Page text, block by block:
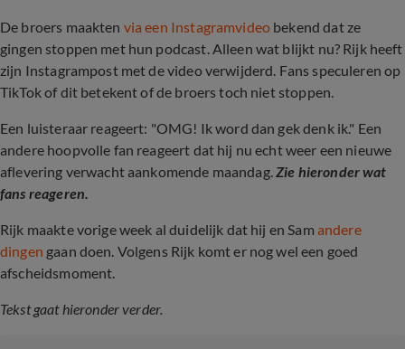
De broers maakten via een Instagramvideo bekend dat ze
gingen stoppen met hun podcast. Alleen wat blijkt nu? Rijk heeft
zijn Instagrampost met de video verwijderd. Fans speculeren op
TikTok of dit betekent of de broers toch niet stoppen.
Een luisteraar reageert: "OMG! Ik word dan gek denk ik." Een
andere hoopvolle fan reageert dat hij nu echt weer een nieuwe
aflevering verwacht aankomende maandag.Zie hieronder wat
fans reageren.
Rijk maakte vorige week al duidelijk dat hij en Sam andere
dingen gaan doen. Volgens Rijk komt er nog wel een goed
afscheidsmoment.
Tekst gaat hieronder verder.